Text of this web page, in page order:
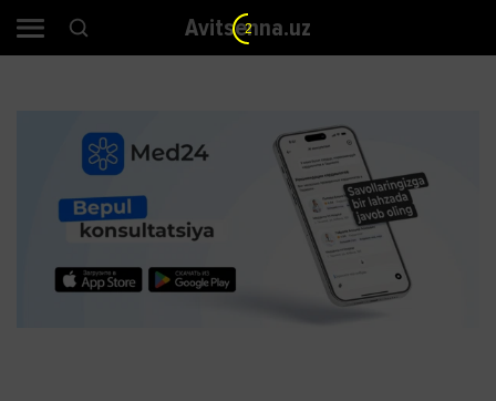
Avitsenna.uz
2